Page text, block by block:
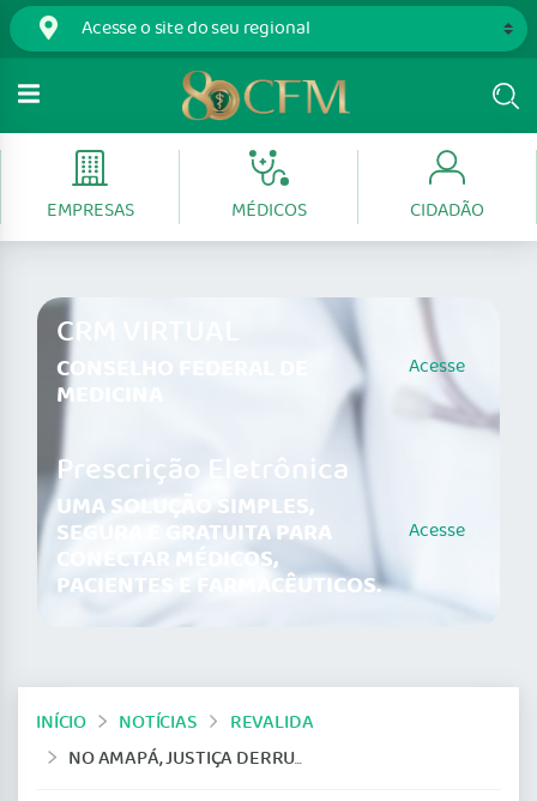
EMPRESAS MÉDICOS CIDADÃO
CRM VIRTUAL
CONSELHO FEDERAL DE
MEDICINA
Acesse
Prescrição Eletrônica
UMA SOLUÇÃO SIMPLES,
SEGURA E GRATUITA PARA
CONECTAR MÉDICOS,
PACIENTES E FARMACÊUTICOS.
Acesse
INÍCIO NOTÍCIAS
REVALIDA
NO AMAPÁ, JUSTIÇA DERRUBA REGISTROS PROVISÓRIOS DE PORTADORES DE DIPLOMAS SEM REVALIDA